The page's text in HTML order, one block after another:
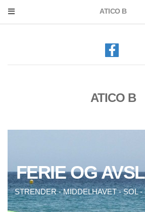
ATICO B
ATICO B
FERIE OG
STRENDER - MIDDELHAVET - SOL